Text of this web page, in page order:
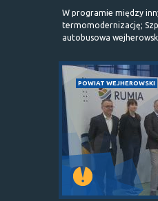
W programie między
termomodernizację;
autobusowa
POWIAT WEJHEROWSKI